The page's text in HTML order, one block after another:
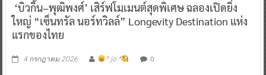
‘บิวกิ้น–พุฒิพงศ์’ เสิร์ฟโมเมนต์สุดพิเศษ ฉลองเปิดยิ่ง
ใหญ่ “เซ็นทรัล นอร์ทวิลล์” Longevity Destination แห่ง
แรกของไทย
4 กรกฎาคม 2026 ^ jo ^ 0